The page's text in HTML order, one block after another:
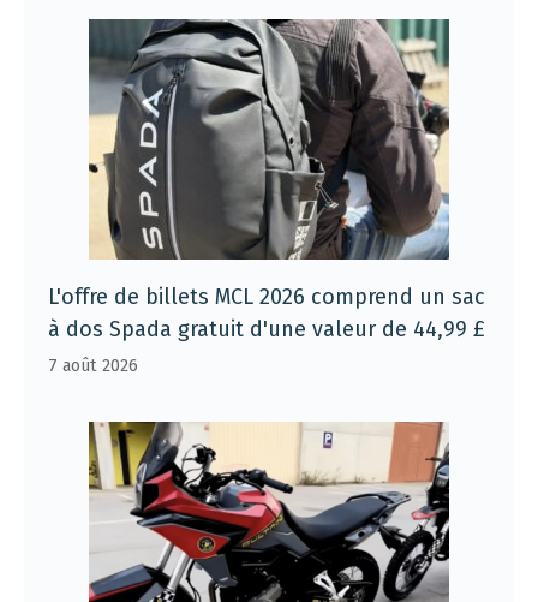
L'offre de billets MCL 2026 comprend un sac
à dos Spada gratuit d'une valeur de 44,99 £
7 août 2026